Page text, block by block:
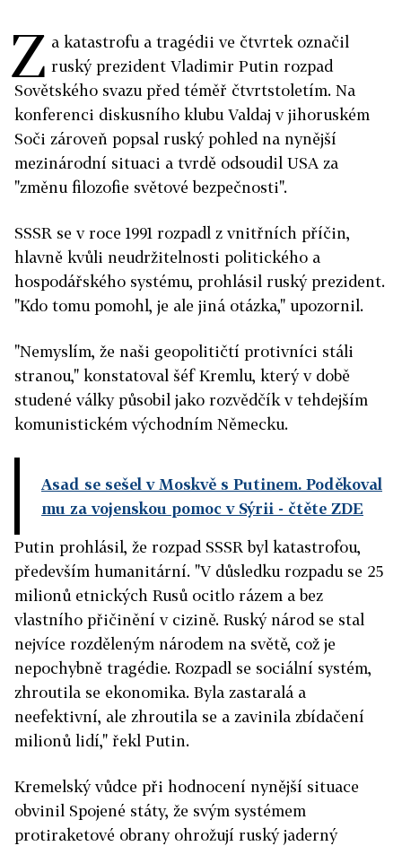
Z a katastrofu a tragédii ve čtvrtek označil
ruský prezident Vladimir Putin rozpad
Sovětského svazu před téměř čtvrtstoletím. Na
konferenci diskusního klubu Valdaj v jihoruském
Soči zároveň popsal ruský pohled na nynější
mezinárodní situaci a tvrdě odsoudil USA za
"změnu filozofie světové bezpečnosti".
SSSR se v roce 1991 rozpadl z vnitřních příčin,
hlavně kvůli neudržitelnosti politického a
hospodářského systému, prohlásil ruský prezident.
"Kdo tomu pomohl, je ale jiná otázka," upozornil.
"Nemyslím, že naši geopolitičtí protivníci stáli
stranou," konstatoval šéf Kremlu, který v době
studené války působil jako rozvědčík v tehdejším
komunistickém východním Německu.
Asad se sešel v Moskvě s Putinem. Poděkoval
mu za vojenskou pomoc v Sýrii - čtěte ZDE
Putin prohlásil, že rozpad SSSR byl katastrofou,
především humanitární. "V důsledku rozpadu se 25
milionů etnických Rusů ocitlo rázem a bez
vlastního přičinění v cizině. Ruský národ se stal
nejvíce rozděleným národem na světě, což je
nepochybně tragédie. Rozpadl se sociální systém,
zhroutila se ekonomika. Byla zastaralá a
neefektivní, ale zhroutila se a zavinila zbídačení
milionů lidí," řekl Putin.
Kremelský vůdce při hodnocení nynější situace
obvinil Spojené státy, že svým systémem
protiraketové obrany ohrožují ruský jaderný